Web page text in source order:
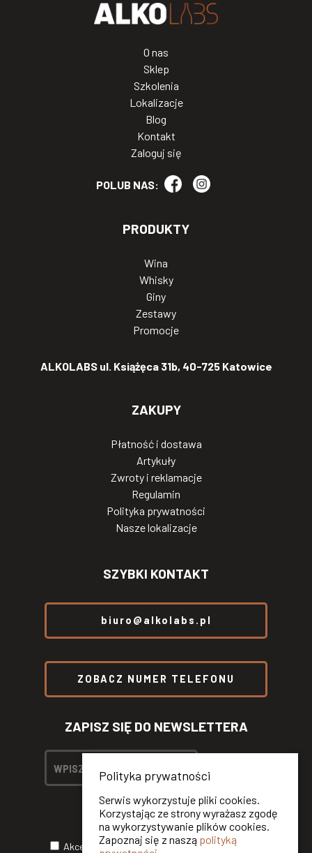
O nas
Sklep
Szkolenia
Lokalizacje
Blog
Kontakt
Zaloguj się
POLUB NAS:
PRODUKTY
Wina
Whisky
Giny
Zestawy
Promocje
ALKOLABS ul. Książęca 31b, 40-725 Katowice
ZAKUPY
Płatność i dostawa
Artykuły
Zwroty i reklamacje
Regulamin
Polityka prywatności
Nasze lokalizacje
SZYBKI KONTAKT
biuro@alkolabs.pl
ZOBACZ NUMER TELEFONU
ZAPISZ SIĘ DO NEWSLETTERA
AkceptujęPolitykę Prywatnościoraz wyrażam
Polityka prywatności
Serwis wykorzystuje pliki cookies.
Korzystając ze strony wyrażasz zgodę
na wykorzystywanie plików cookies.
Zapoznaj się z naszą polityką